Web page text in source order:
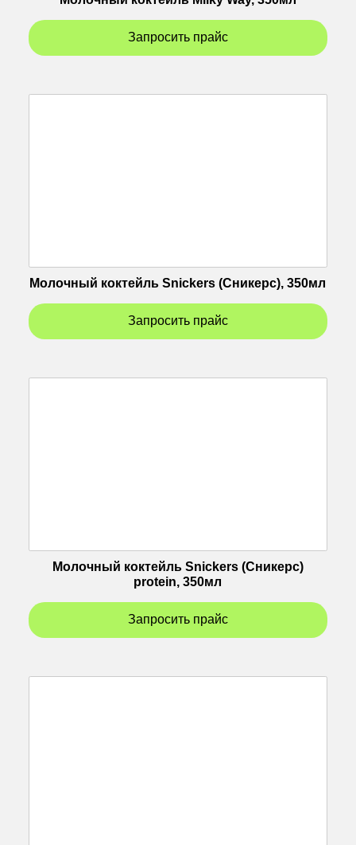
Запросить прайс
Молочный коктейль Snickers (Сникерс), 350мл
Запросить прайс
Молочный коктейль Snickers (Сникерс)
protein, 350мл
Запросить прайс